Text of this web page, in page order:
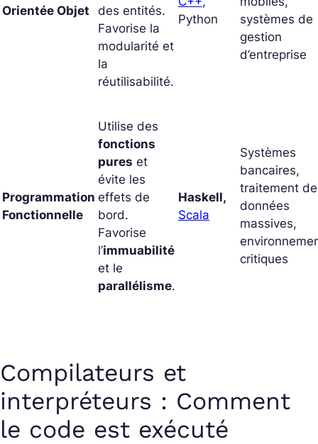
Orientée Objet
des entités.
Favorise la
modularité et
la
réutilisabilité.
Python
systèmes de
gestion
d’entreprise
Programmation
Fonctionnelle
Utilise des
fonctions
pures et
évite les
effets de
bord.
Favorise
l’immuabilité
et le
parallélisme.
Haskell,
Scala
Systèmes
bancaires,
traitement de
données
massives,
critiques
Compilateurs et
interpréteurs : Comment
le code est exécuté